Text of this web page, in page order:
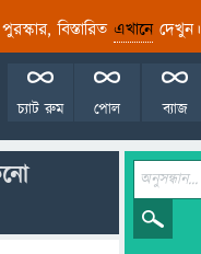
বিস্তারিত এখানেদেখুন।
ব্যাজ
পোল
চ্যাট রুম